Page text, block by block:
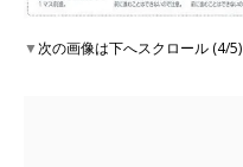
▼次の画像は下へスクロール (4/5)